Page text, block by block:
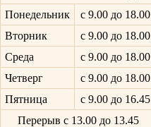
Понедельник
с 9.00 до 18.00
Вторник
с 9.00 до 18.00
Среда
с 9.00 до 18.00
Четверг
с 9.00 до 18.00
Пятница
с 9.00 до 16.45
Перерыв с 13.00 до 13.45